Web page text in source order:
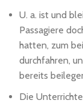
U. a. ist und
Passagiere
hatten, zum
durchfahren,
bereits
Die